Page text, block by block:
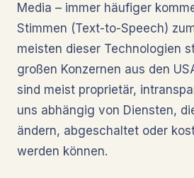
Media – immer häufiger
Stimmen (Text-to-Speech)
meisten dieser Technologien
großen Konzernen aus den
sind meist proprietär,
uns abhängig von Diensten,
ändern, abgeschaltet oder
werden können.